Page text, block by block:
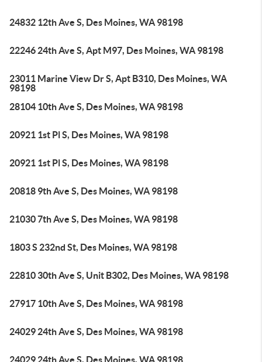
24832 12th Ave S, Des Moines, WA 98198
22246 24th Ave S, Apt M97, Des Moines, WA 98198
23011 Marine View Dr S, Apt B310, Des Moines, WA
98198
28104 10th Ave S, Des Moines, WA 98198
20921 1st Pl S, Des Moines, WA 98198
20921 1st Pl S, Des Moines, WA 98198
20818 9th Ave S, Des Moines, WA 98198
21030 7th Ave S, Des Moines, WA 98198
1803 S 232nd St, Des Moines, WA 98198
22810 30th Ave S, Unit B302, Des Moines, WA 98198
27917 10th Ave S, Des Moines, WA 98198
24029 24th Ave S, Des Moines, WA 98198
24029 24th Ave S, Des Moines, WA 98198